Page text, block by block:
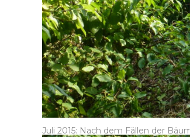
Juli 2015: Nach dem Fällen der